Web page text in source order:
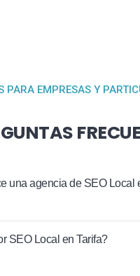
PARA EMPRESAS Y
una agencia de SEO Local
SEO Local en Tarifa?